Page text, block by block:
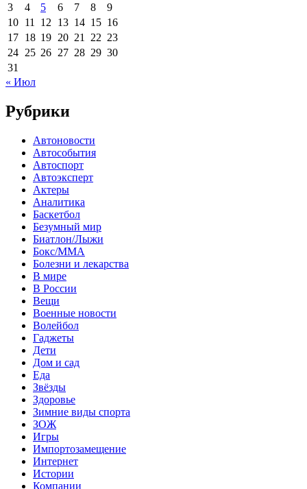
3
4 5 6 7 8
9
10 11 12 13 14 15 16
17 18 19 20 21 22 23
24 25 26 27 28 29 30
31
« Июл
Рубрики
Автоновости
Автособытия
Автоспорт
Автоэксперт
Актеры
Аналитика
Баскетбол
Безумный мир
Биатлон/Лыжи
Бокс/MMA
Болезни и лекарства
В мире
В России
Вещи
Военные новости
Волейбол
Гаджеты
Дети
Дом и сад
Еда
Звёзды
Здоровье
Зимние виды спорта
ЗОЖ
Игры
Импортозамещение
Интернет
Истории
Компании